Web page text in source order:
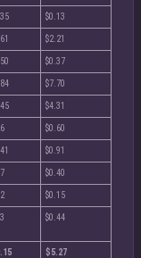
$0.13
$2.21
$0.37
$7.70
$4.31
$0.60
$0.91
$0.40
$0.15
$0.44
$5.27